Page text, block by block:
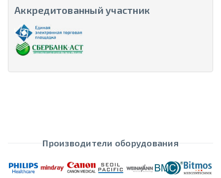
Аккредитованный участник
Производители оборудования